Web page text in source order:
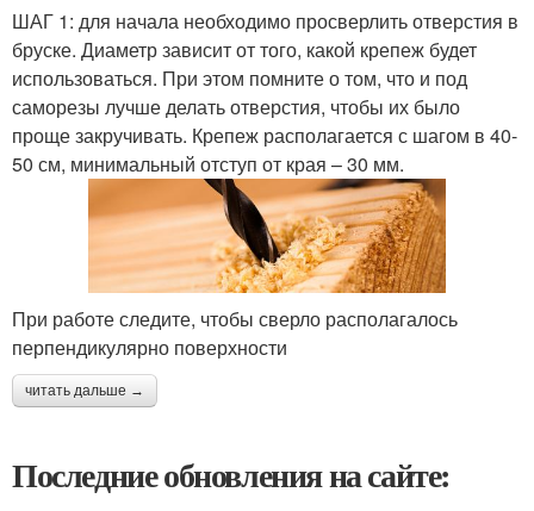
ШАГ 1: для начала необходимо просверлить отверстия в
бруске. Диаметр зависит от того, какой крепеж будет
использоваться. При этом помните о том, что и под
саморезы лучше делать отверстия, чтобы их было
проще закручивать. Крепеж располагается с шагом в 40-
50 см, минимальный отступ от края – 30 мм.
При работе следите, чтобы сверло располагалось
перпендикулярно поверхности
читать дальше →
Последние обновления на сайте: